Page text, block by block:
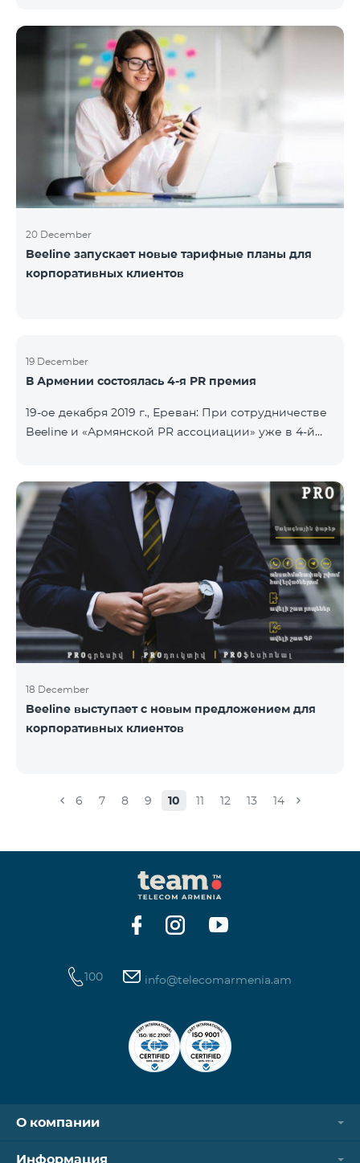
20 December
Beeline запускает новые тарифные планы для
корпоративных клиентов
19 December
В Армении состоялась 4-я PR премия
19-ое декабря 2019 г., Ереван: При сотрудничестве
Beeline и «Армянской PR ассоциации» уже в 4-й
коммуникациям, авторов лучших программ и
идей. «Работа общественных и политических
деятелей, компаний и государственных структур в
центре внимания исследовательской команды
Армянской PR ассоциации. Награждение
проводиться с целью повысить и подчеркнуть
роль PR-специалистов, подчеркнуть важность
обратной
18 December
Beeline выступает с новым предложением для
корпоративных клиентов
6 7 8 9 10 11 12 13 14
100 info@telecomarmenia.am
О компании
Информация